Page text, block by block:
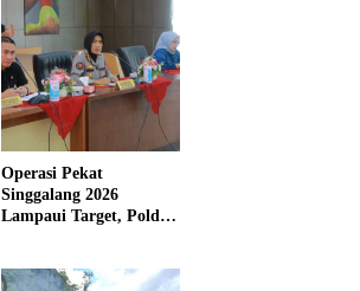
Operasi Pekat
Singgalang 2026
Lampaui Target, Polda
Kriminal